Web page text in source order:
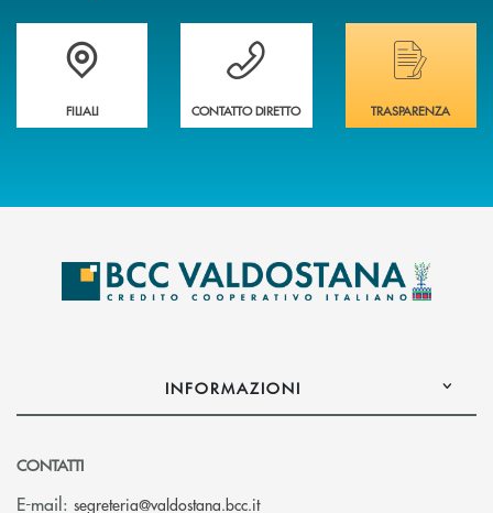
Trova la filiale più vicina a te
FILIALI
Hai bisogno di assistenza immediata ?
CONTATTO DIRETTO
Hai bisogno di
TRASPARENZA
INFORMAZIONI
CONTATTI
E-mail: segreteria@valdostana.bcc.it(si apre l’app di posta